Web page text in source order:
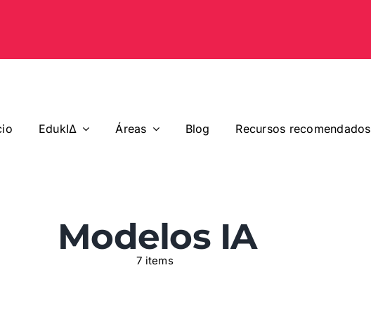
EdukIΔ Áreas Blog Recursos recomendados
Modelos IA
7 items